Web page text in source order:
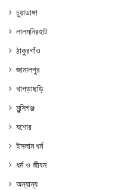
চুয়াডাঙ্গা
লালমনিরহাট
ঠাকুরগাঁও
জামালপুর
খাগড়াছড়ি
মুন্সিগঞ্জ
যশোর
ইসলাম ধর্ম
ধর্ম ও জীবন
অন্যান্য